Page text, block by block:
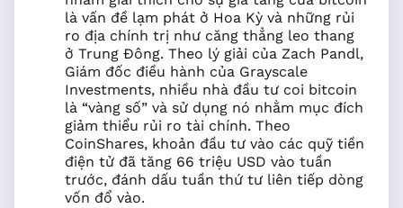
là vấn đề lạm phát ở Hoa Kỳ và những rủi
ro địa chính trị như căng thẳng leo thang
ở Trung Đông. Theo lý giải của Zach Pandl,
Giám đốc điều hành của Grayscale
Investments, nhiều nhà đầu tư coi bitcoin
là “vàng số” và sử dụng nó nhằm mục đích
giảm thiểu rủi ro tài chính. Theo
CoinShares, khoản đầu tư vào các quỹ tiền
điện tử đã tăng 66 triệu USD vào tuần
trước, đánh dấu tuần thứ tư liên tiếp dòng
vốn đổ vào.